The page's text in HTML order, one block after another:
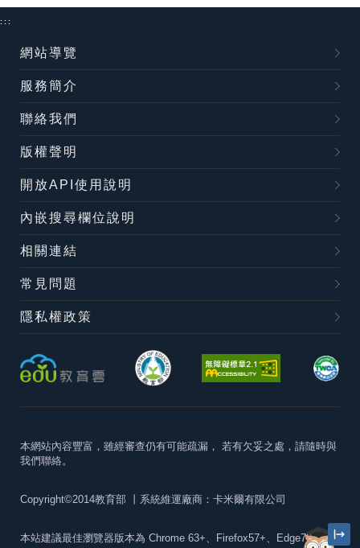
:::
網站導覽
服務簡介
聯絡我們
版權聲明
開放API使用說明
內嵌搜尋欄位說明
相關連結
常見問題
隱私權政策
本網站內容豐富，雖經審查仍有可能疏漏， 若有欠妥之處，請隨時與
我們聯絡。
Copyright©2014教育部 丨系統維運廠商：卡米爾有限公司
本站建議最佳瀏覽器版本為 Chrome 63+、Firefox57+、Edge79+及